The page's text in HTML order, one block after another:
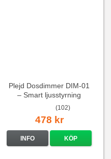
Plejd Dosdimmer DIM-01
– Smart ljusstyrning
(102)
478 kr
INFO KÖP